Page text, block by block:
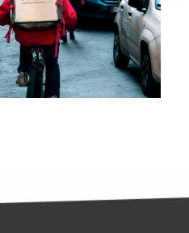
Paniers gourmands et autres cadeaux
sur mesure